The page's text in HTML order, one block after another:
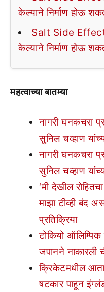
केल्याने निर्माण होऊ
Salt Side
केल्याने निर्माण होऊ
महत्वाच्या बातम्या
नागरी घनकचरा
सुनिल चव्हाण
नागरी घनकचरा
सुनिल चव्हाण
‘मी देखील
माझा टीव्ही बंद
प्रतिक्रिया
टोकियो
जपानने नाकारली
क्रिकेटमधील
षटकार पाहून